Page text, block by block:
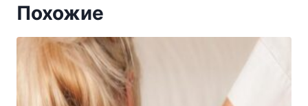
Похожие